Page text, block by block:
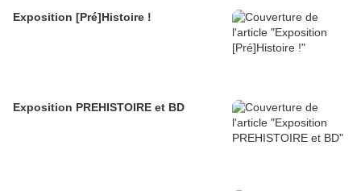
Exposition [Pré]Histoire !
Exposition PREHISTOIRE et BD